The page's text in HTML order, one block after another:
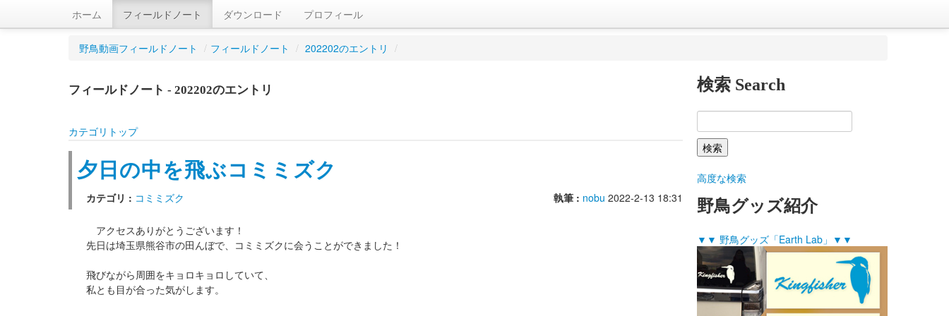
ホーム フィールドノート ダウンロード プロフィール
野鳥動画フィールドノート / フィールドノート / 202202のエントリ /
フィールドノート - 202202のエントリ
カテゴリトップ
夕日の中を飛ぶコミミズク
カテゴリ : コミミズク 執筆 : nobu 2022-2-13 18:31
アクセスありがとうございます！
先日は埼玉県熊谷市の田んぼで、コミミズクに会うことができました！
飛びながら周囲をキョロキョロしていて、
私とも目が合った気がします。
検索 Search
高度な検索
野鳥グッズ紹介
▼▼ 野鳥グッズ「Earth Lab」▼▼